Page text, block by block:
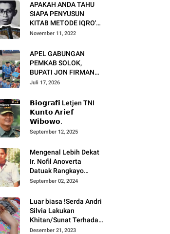
APAKAH ANDA TAHU
SIAPA PENYUSUN
KITAB METODE IQRO'?
INI BIOGRAFI KH. AS'AD
November 11, 2022
APEL GABUNGAN
PEMKAB SOLOK,
BUPATI JON FIRMAN
PANDU TEKANKAN ASN
DAN PELAYANAN
MASYARAKAT.
Juli 17, 2026
𝗕𝗶𝗼𝗴𝗿𝗮𝗳𝗶 Letjen TNI
𝗞𝘂𝗻𝘁𝗼 𝗔𝗿𝗶𝗲𝗳
𝗪𝗶𝗯𝗼𝘄𝗼.
September 12, 2025
Mengenal Lebih Dekat
Ir. Nofil Anoverta
Datuak Rangkayo
Batuah Cawako
September 02, 2024
Luar biasa !Serda Andri
Silvia Lakukan
Khitan/Sunat Terhadap
Anak Warga Binaannya
Desember 21, 2023